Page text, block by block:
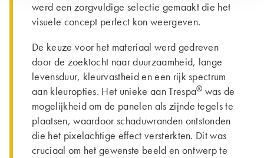
werd een zorgvuldige selectie gemaakt die het
visuele concept perfect kon weergeven.
De keuze voor het materiaal werd gedreven
door de zoektocht naar duurzaamheid, lange
levensduur, kleurvastheid en een rijk spectrum
aan kleuropties. Het unieke aan Trespa® was de
mogelijkheid om de panelen als zijnde tegels te
plaatsen, waardoor schaduwranden ontstonden
die het pixelachtige effect versterkten. Dit was
cruciaal om het gewenste beeld en ontwerp te